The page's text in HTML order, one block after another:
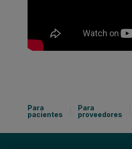
Para
pacientes
Para
proveedores